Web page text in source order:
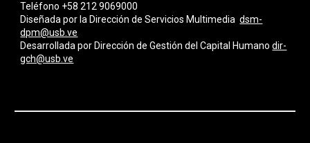
Teléfono +58 212 9069000
Diseñada por la Dirección de Servicios Multimediadsm-
dpm@usb.ve
Desarrollada por Dirección de Gestión del Capital Humano dir-
gch@usb.ve